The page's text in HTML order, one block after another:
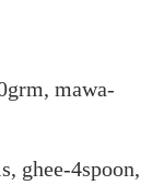
mawa-
ghee-4spoon,